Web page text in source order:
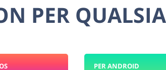
PER
PER ANDROID